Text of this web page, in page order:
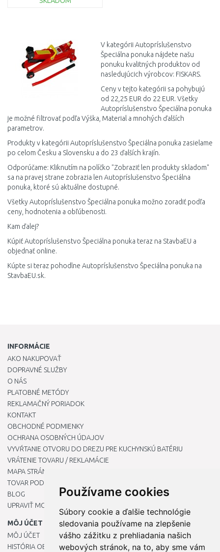
Používame cookies
Súbory cookie a ďalšie technológie
sledovania používame na zlepšenie
vášho zážitku z prehliadania našich
webových stránok, na to, aby sme vám
Porovnať
V kategórii Autopríslušenstvo
Špeciálna ponuka nájdete našu
ponuku kvalitných produktov od
nasledujúcich výrobcov: FISKARS.
Ceny v tejto kategórii sa pohybujú
od 22,25 EUR do 22 EUR. Všetky
Autopríslušenstvo Špeciálna ponuka
je možné filtrovať podľa Výška, Material a mnohých ďalších
parametrov.
Produkty v kategórii Autopríslušenstvo Špeciálna ponuka zasielame
po celom Česku a Slovensku a do 23 ďalších krajín.
Odporúčame: Kliknutím na políčko "Zobraziť len produkty skladom"
sa na pravej strane zobrazia len Autopríslušenstvo Špeciálna
ponuka, ktoré sú aktuálne dostupné.
Všetky Autopríslušenstvo Špeciálna ponuka možno zoradiť podľa
ceny, hodnotenia a obľúbenosti.
Kam ďalej?
Kúpiť Autopríslušenstvo Špeciálna ponuka teraz na StavbaEU a
objednať online.
Kúpte si teraz pohodlne Autopríslušenstvo Špeciálna ponuka na
StavbaEU.sk.
INFORMÁCIE
AKO NAKUPOVAŤ
DOPRAVNÉ SLUŽBY
O NÁS
PLATOBNÉ METÓDY
REKLAMAČNÝ PORIADOK
KONTAKT
OBCHODNÉ PODMIENKY
OCHRANA OSOBNÝCH ÚDAJOV
VYVŔTANIE OTVORU DO DREZU PRE KUCHYNSKÚ BATÉRIU
VRÁTENIE TOVARU / REKLAMÁCIE
MAPA STRÁNOK
TOVAR PODĽA ZNAČIEK
BLOG
UPRAVIŤ MOJE PREDVOĽBY COOKIES
MÔJ ÚČET
MÔJ ÚČET
HISTÓRIA OBJEDNÁVOK